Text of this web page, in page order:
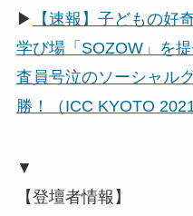
▶
【速報】子どもの好
学び場「SOZOW」を
査員号泣のソーシャル
勝！（ICC KYOTO 2021
▼
【登壇者情報】